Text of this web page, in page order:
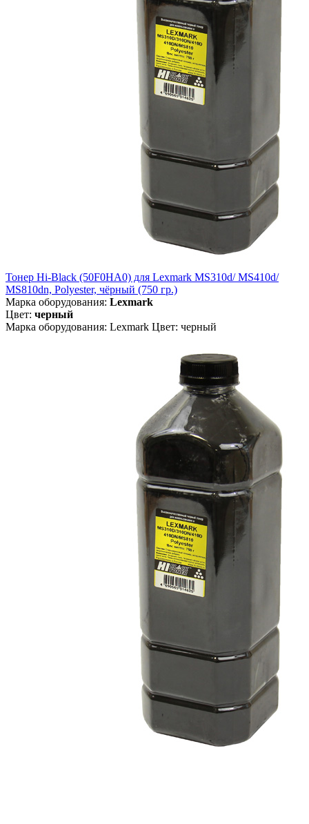
Тонер Hi-Black (50F0HA0) для Lexmark MS310d/ MS410d/
MS810dn, Polyester, чёрный (750 гр.)
Марка оборудования: Lexmark
Цвет: черный
Марка оборудования: Lexmark Цвет: черный